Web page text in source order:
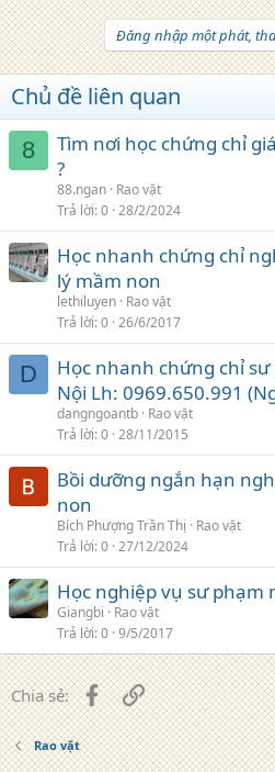
Đăng nhập một phát,
Chủ đề liên quan
8
Tìm nơi học chứng chỉ
?
88.ngan Rao vặt
Trả lời 0 28/2/2024
Học nhanh chứng chỉ
lý mầm non
lethiluyen Rao vặt
Trả lời 0 26/6/2017
D
Học nhanh chứng chỉ
Nội Lh: 0969.650.991
dangngoantb Rao vặt
Trả lời 0 28/11/2015
Bồi dưỡng ngắn hạn
non
Bích Phượng Trần Thị
Rao vặt
Trả lời 0 27/12/2024
Học nghiệp vụ sư phạm
Giangbi
Rao vặt
Trả lời 0 9/5/2017
Chia sẻ: FacebookLiên kết
Rao vặt